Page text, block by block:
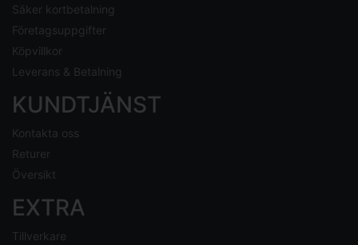
Säker kortbetalning
Företagsuppgifter
Köpvillkor
Leverans & Betalning
KUNDTJÄNST
Kontakta oss
Returer
Översikt
EXTRA
Tillverkare